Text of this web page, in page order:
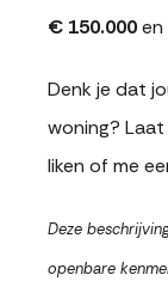
€ 150.000en
Denk je dat
woning?
liken of me
Deze
openbare